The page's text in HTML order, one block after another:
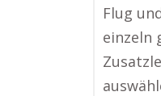
Flug
einzeln